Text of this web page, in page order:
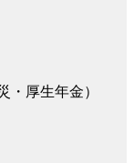
・厚生年金）